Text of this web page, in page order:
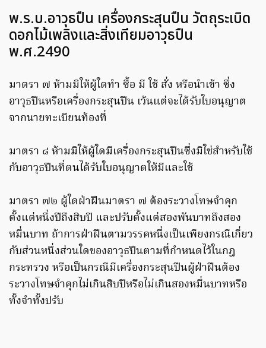
พ.ร.บ.อาวุธปืน เครื่องกระสุนปืน วัตถุระเบิด
ดอกไม้เพลิงและสิ่งเทียมอาวุธปืน
พ.ศ.2490
มาตรา ๗ ห้ามมิให้ผู้ใดทำ ซื้อ มี ใช้ สั่ง หรือนำเข้า ซึ่ง
อาวุธปืนหรือเครื่องกระสุนปืน เว้นแต่จะได้รับใบอนุญาต
จากนายทะเบียนท้องที่
มาตรา ๘ ห้ามมิให้ผู้ใดมีเครื่องกระสุนปืนซึ่งมิใช่สำหรับใช้
กับอาวุธปืนที่ตนได้รับใบอนุญาตให้มีและใช้
มาตรา ๗๒ ผู้ใดฝ่าฝืนมาตรา ๗ ต้องระวางโทษจำคุก
ตั้งแต่หนึ่งปีถึงสิบปี และปรับตั้งแต่สองพันบาทถึงสอง
หมื่นบาท ถ้าการฝ่าฝืนตามวรรคหนึ่งเป็นเพียงกรณีเกี่ยว
กับส่วนหนึ่งส่วนใดของอาวุธปืนตามที่กำหนดไว้ในกฎ
กระทรวง หรือเป็นกรณีมีเครื่องกระสุนปืนผู้ฝ่าฝืนต้อง
ระวางโทษจำคุกไม่เกินสิบปีหรือไม่เกินสองหมื่นบาทหรือ
ทั้งจำทั้งปรับ